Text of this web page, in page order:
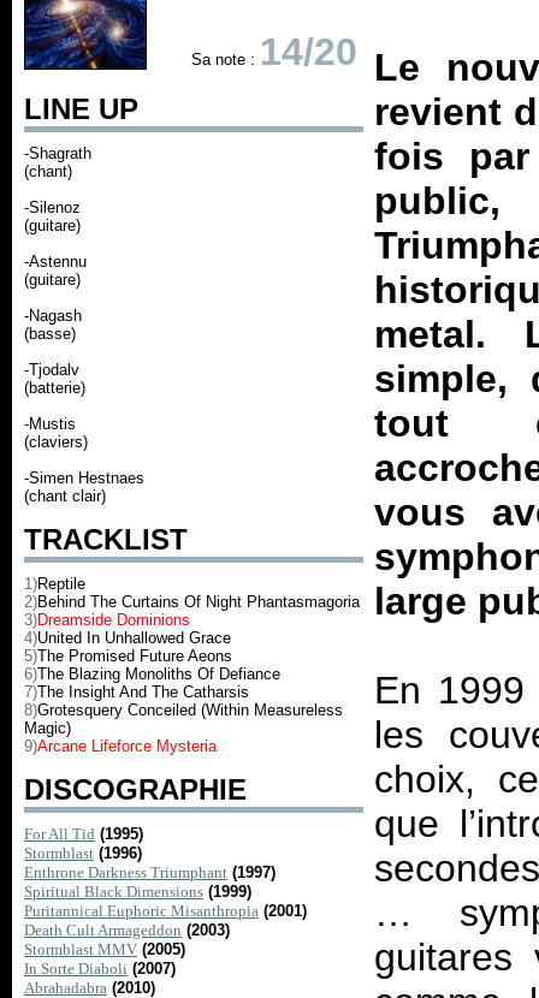
Sa note : 14/20
LINE UP
-Shagrath
(chant)
-Silenoz
(guitare)
-Astennu
(guitare)
-Nagash
(basse)
-Tjodalv
(batterie)
-Mustis
(claviers)
-Simen Hestnaes
(chant clair)
TRACKLIST
1)Reptile
2)Behind The Curtains Of Night Phantasmagoria
3)Dreamside Dominions
4)United In Unhallowed Grace
5)The Promised Future Aeons
6)The Blazing Monoliths Of Defiance
7)The Insight And The Catharsis
8)Grotesquery Conceiled (Within Measureless
Magic)
9)Arcane Lifeforce Mysteria
DISCOGRAPHIE
For All Tid (1995)
Stormblast (1996)
Enthrone Darkness Triumphant (1997)
Spiritual Black Dimensions (1999)
Puritannical Euphoric Misanthropia (2001)
Death Cult Armageddon (2003)
Stormblast MMV (2005)
In Sorte Diaboli (2007)
Abrahadabra (2010)
Le
revient
fois
metal.
simple,
tout
vous
large
En 1999
les
choix,
que
…
guitares